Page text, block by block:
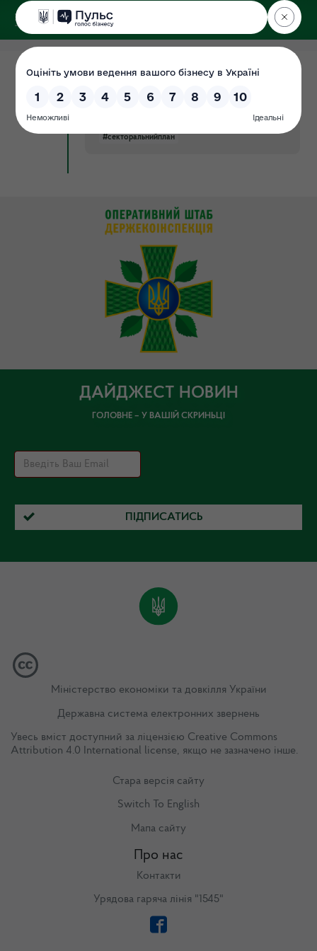
ДЕРЖЕКОІНСПЕКЦІЯ
29.10.2021
Документ
державного ринкового нагляду на
#секторальнийплан
ДАЙДЖЕСТ НОВИН
ГОЛОВНЕ – У ВАШІЙ СКРИНЬЦІ
ПІДПИСАТИСЬ
Міністерство економіки та довкілля України
Державна система електронних звернень
Увесь вміст доступний за ліцензією Creative Commons
Attribution 4.0 International license, якщо не зазначено інше.
Стара версія сайту
Switch To English
Мапа сайту
Про нас
Контакти
Урядова гаряча лінія "1545"